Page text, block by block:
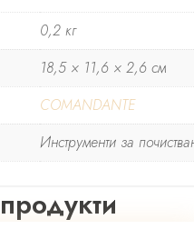
0,2 кг
18,5 × 11,6 × 2,6 см
COMANDANTE
Инструменти за